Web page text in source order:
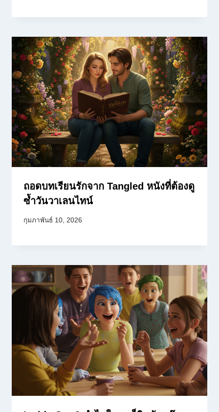
ถอดบทเรียนรักจาก Tangled หนังที่ต้องดู
ซ้ำวันวาเลนไทน์
กุมภาพันธ์ 10, 2026